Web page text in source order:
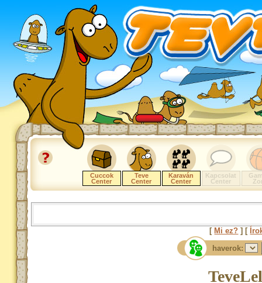
Cuccok
Center
Teve
Center
Karaván
Center
Kapcsolat
Center
[ Mi ez? ] [
haverok: